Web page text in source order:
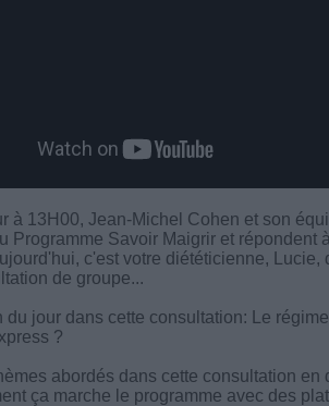
à 13H00, Jean-Michel Cohen et son
Programme Savoir Maigrir et répondent
c'est votre diététicienne, Lucie,
de groupe...
du jour dans cette consultation: Le
?
abordés dans cette consultation en
ça marche le programme avec des